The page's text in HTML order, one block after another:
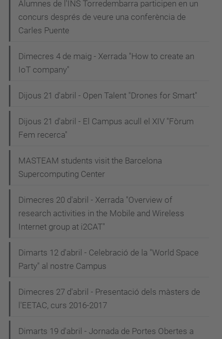
Alumnes de l'INS Torredembarra participen en un
concurs després de veure una conferència de
Carles Puente
Dimecres 4 de maig - Xerrada "How to create an
IoT company"
Dijous 21 d'abril - Open Talent "Drones for Smart"
Dijous 21 d'abril - El Campus acull el XIV "Fòrum
Fem recerca"
MASTEAM students visit the Barcelona
Supercomputing Center
Dimecres 20 d'abril - Xerrada "Overview of
research activities in the Mobile and Wireless
Internet group at i2CAT"
Dimarts 12 d'abril - Celebració de la "World Space
Party" al nostre Campus
Dimecres 27 d'abril - Presentació dels màsters de
l'EETAC, curs 2016-2017
Dimarts 19 d'abril - Jornada de Portes Obertes a